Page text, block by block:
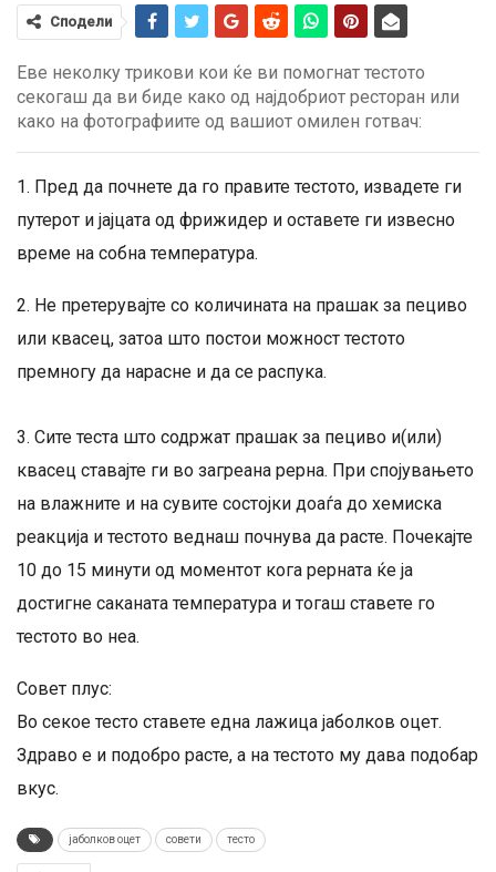
Сподели
Еве неколку трикови кои ќе ви помогнат тестото
секогаш да ви биде како од најдобриот ресторан или
како на фотографиите од вашиот омилен готвач:
1. Пред да почнете да го правите тестото, извадете ги
путерот и јајцата од фрижидер и оставете ги извесно
време на собна температура.
2. Не претерувајте со количината на прашак за пециво
или квасец, затоа што постои можност тестото
премногу да нарасне и да се распука.
3. Сите теста што содржат прашак за пециво и(или)
квасец ставајте ги во загреана рерна. При спојувањето
на влажните и на сувите состојки доаѓа до хемиска
реакција и тестото веднаш почнува да расте. Почекајте
10 до 15 минути од моментот кога рерната ќе ја
достигне саканата температура и тогаш ставете го
тестото во неа.
Совет плус:
Во секое тесто ставете една лажица јаболков оцет.
Здраво е и подобро расте, а на тестото му дава подобар
вкус.
јаболков оцет совети тесто